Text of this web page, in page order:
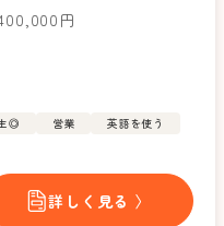
円
◎ 営業
英語を使う
詳しく見る 〉